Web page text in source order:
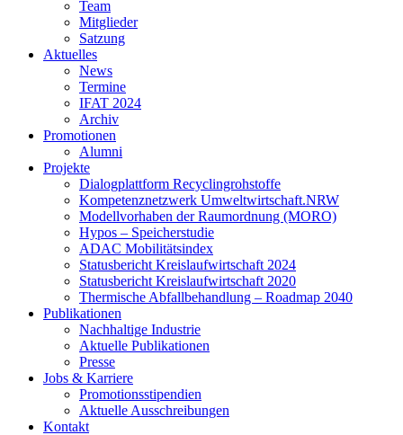
Team
Mitglieder
Satzung
Aktuelles
News
Termine
IFAT 2024
Archiv
Promotionen
Alumni
Projekte
Dialogplattform Recyclingrohstoffe
Kompetenznetzwerk Umweltwirtschaft.NRW
Modellvorhaben der Raumordnung (MORO)
Hypos – Speicherstudie
ADAC Mobilitätsindex
Statusbericht Kreislaufwirtschaft 2024
Statusbericht Kreislaufwirtschaft 2020
Thermische Abfallbehandlung – Roadmap 2040
Publikationen
Nachhaltige Industrie
Aktuelle Publikationen
Presse
Jobs & Karriere
Promotionsstipendien
Aktuelle Ausschreibungen
Kontakt